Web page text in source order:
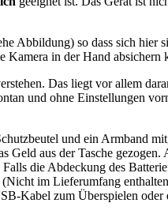
Abbildung) so dass sich hier
in der Hand absichern
Das liegt vor allem
und ohne Einstellungen
und ein Armband
aus der Tasche
die Abdeckung des
im Lieferumfang
Kabel zum Überspielen